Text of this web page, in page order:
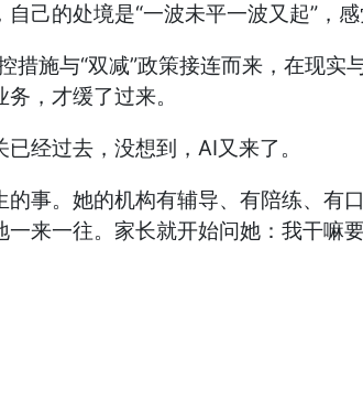
己的处境是“一波未平一波又起”，
施与“双减”政策接连而来，在现
，才缓了过来。
经过去，没想到，AI又来了。
事。她的机构有辅导、有陪练、
来一往。家长就开始问她：我干嘛